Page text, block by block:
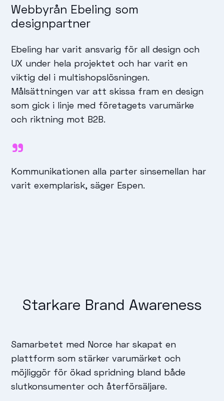
Webbyrån Ebeling som
designpartner
Ebeling har varit ansvarig för all design och
UX under hela projektet och har varit en
viktig del i multishopslösningen.
Målsättningen var att skissa fram en design
som gick i linje med företagets varumärke
och riktning mot B2B.
Kommunikationen alla parter sinsemellan har
varit exemplarisk, säger Espen.
Starkare Brand Awareness
Samarbetet med Norce har skapat en
plattform som stärker varumärket och
möjliggör för ökad spridning bland både
slutkonsumenter och återförsäljare.